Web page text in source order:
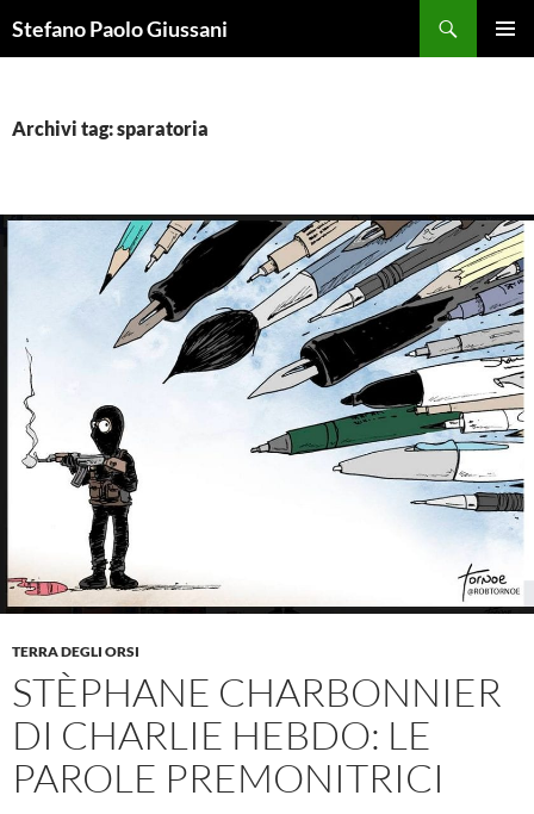
alStefano Paolo Giussani
Archivi tag: sparatoria
TERRA DEGLI ORSI
STÈPHANE CHARBONNIER
DI CHARLIE HEBDO: LE
PAROLE PREMONITRICI